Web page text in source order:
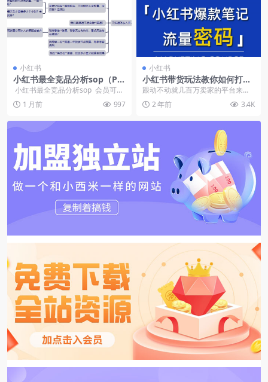
小红书
小红书最全竞品分析sop（PD
F文档）
小红书最全竞品分析sop 会员可免
费获取全站资源，立即开...
1 月前 997
小红书
小红书带货玩法教你如何打造
爆款笔记销量倍增
跟动不动就几百万卖家的平台来
说，小红书的竞争几乎可以忽略，
老师测试的大红海类目，...
2 年前 3.4K